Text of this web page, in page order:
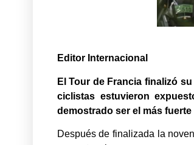
Editor Internacional
El Tour de Francia finalizó
ciclistas estuvieron
demostrado ser el más
Después de finalizada la